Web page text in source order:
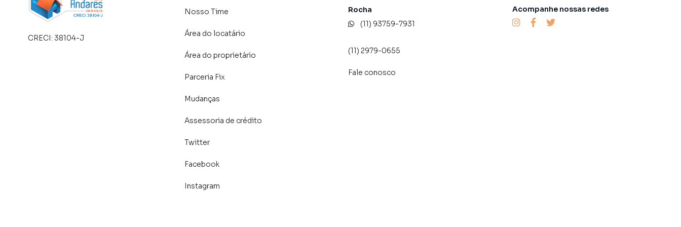
CRECI: 38104-J
Nosso Time
Área do locatário
Área do proprietário
Parceria Fix
Mudanças
Assessoria de crédito
Twitter
Facebook
Instagram
Rocha
(11) 93759-7931
(11) 2979-0655
Fale conosco
Acompanhe nossas redes